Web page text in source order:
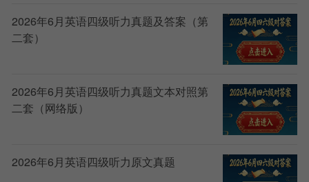
2026年6月英语四级听力真题及答案（第
二套）
2026年6月英语四级听力真题文本对照第
二套（网络版）
2026年6月英语四级听力原文真题